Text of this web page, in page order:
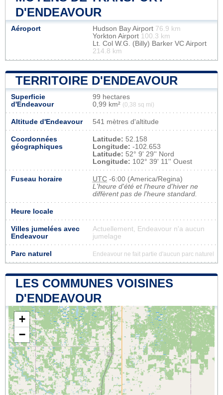
D'ENDEAVOUR
Aéroport Hudson Bay Airport 76.9 km
Yorkton Airport 100.3 km
Lt. Col W.G. (Billy) Barker VC Airport
214.8 km
TERRITOIRE D'ENDEAVOUR
Superficie
d'Endeavour
99 hectares
0,99 km² (0,38 sq mi)
Altitude d'Endeavour 541 mètres d'altitude
Coordonnées
géographiques
Latitude: 52.158
Longitude: -102.653
Latitude: 52° 9' 29'' Nord
Longitude: 102° 39' 11'' Ouest
Fuseau horaire UTC -6:00 (America/Regina)
L'heure d'été et l'heure d'hiver ne
diffèrent pas de l'heure standard.
Heure locale
Villes jumelées avec
Endeavour
Actuellement, Endeavour n'a aucun
jumelage
Parc naturel Endeavour ne fait partie d'aucun parc naturel
LES COMMUNES VOISINES
D'ENDEAVOUR
+
−